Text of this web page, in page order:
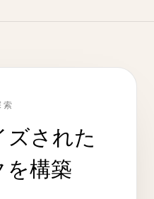
索
ズされた
を構築